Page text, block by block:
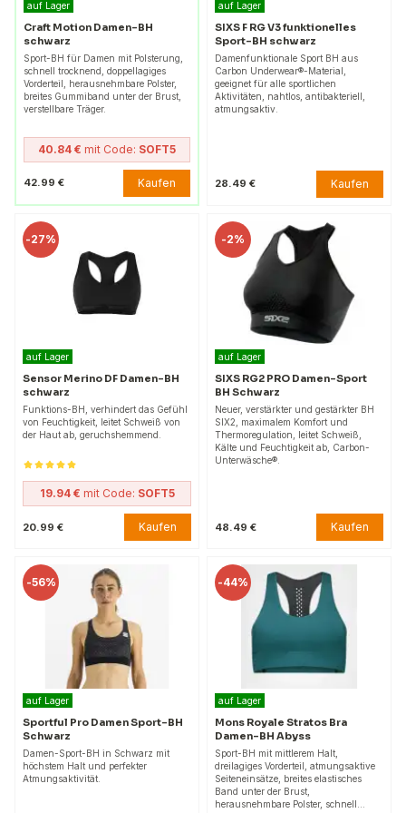
auf Lager
Craft Motion Damen-BH
schwarz
Sport-BH für Damen mit Polsterung,
schnell trocknend, doppellagiges
Vorderteil, herausnehmbare Polster,
breites Gummiband unter der Brust,
verstellbare Träger.
40.84 € mit Code: SOFT5
42.99 € Kaufen
auf Lager
SIXS F RG V3 funktionelles
Sport-BH schwarz
Damenfunktionale Sport BH aus
Carbon Underwear®-Material,
geeignet für alle sportlichen
Aktivitäten, nahtlos, antibakteriell,
atmungsaktiv.
28.49 € Kaufen
-27%
auf Lager
Sensor Merino DF Damen-BH
schwarz
Funktions-BH, verhindert das Gefühl
von Feuchtigkeit, leitet Schweiß von
der Haut ab, geruchshemmend.
19.94 € mit Code: SOFT5
20.99 € Kaufen
-2%
auf Lager
SIXS RG2 PRO Damen-Sport
BH Schwarz
Neuer, verstärkter und gestärkter BH
SIX2, maximalem Komfort und
Thermoregulation, leitet Schweiß,
Kälte und Feuchtigkeit ab, Carbon-
Unterwäsche®.
48.49 € Kaufen
-56%
auf Lager
Sportful Pro Damen Sport-BH
Schwarz
Damen-Sport-BH in Schwarz mit
höchstem Halt und perfekter
Atmungsaktivität.
-44%
auf Lager
Mons Royale Stratos Bra
Damen-BH Abyss
Sport-BH mit mittlerem Halt,
dreilagiges Vorderteil, atmungsaktive
Seiteneinsätze, breites elastisches
Band unter der Brust,
herausnehmbare Polster, schnell…